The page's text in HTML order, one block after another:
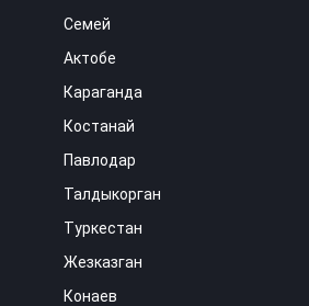
Семей
Актобе
Караганда
Костанай
Павлодар
Талдыкорган
Туркестан
Жезказган
Конаев